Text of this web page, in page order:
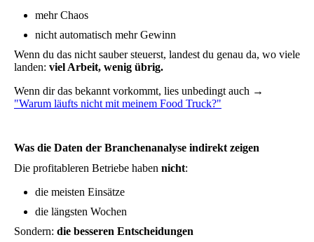
mehr Chaos
nicht automatisch mehr Gewinn
Wenn du das nicht sauber steuerst, landest du genau da, wo viele
landen: viel Arbeit, wenig übrig.
Wenn dir das bekannt vorkommt, lies unbedingt auch →
"Warum läufts nicht mit meinem Food Truck?"
Was die Daten der Branchenanalyse indirekt zeigen
Die profitableren Betriebe haben nicht:
die meisten Einsätze
die längsten Wochen
Sondern: die besseren Entscheidungen